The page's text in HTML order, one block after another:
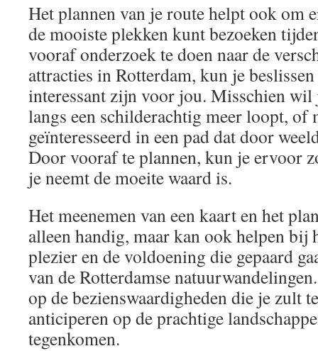
Het plannen van je route helpt ook om
de mooiste plekken kunt bezoeken
vooraf onderzoek te doen naar de
attracties in Rotterdam, kun je
interessant zijn voor jou. Misschien wil
langs een schilderachtig meer loopt, of
geïnteresseerd in een pad dat door
Door vooraf te plannen, kun je ervoor
je neemt de moeite waard is.
Het meenemen van een kaart en het
alleen handig, maar kan ook helpen bij
plezier en de voldoening die gepaard
van de Rotterdamse
op de bezienswaardigheden die je zult
anticiperen op de prachtige
tegenkomen.